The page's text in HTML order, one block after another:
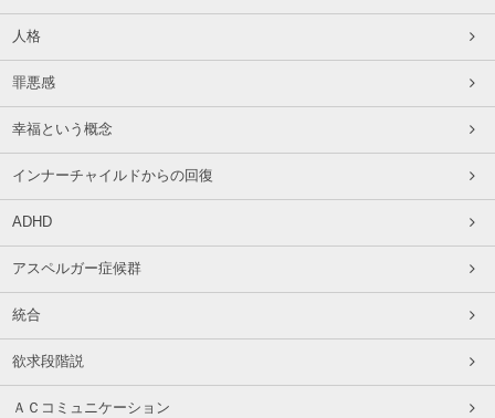
人格
罪悪感
幸福という概念
インナーチャイルドからの回復
ADHD
アスペルガー症候群
統合
欲求段階説
ＡＣコミュニケーション